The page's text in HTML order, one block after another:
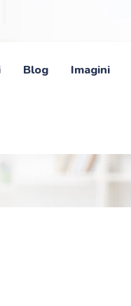
Blog Imagini